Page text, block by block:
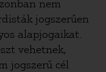
nem
jogszerűen
alapjogaikat.
vehetnek,
jogszerű cél